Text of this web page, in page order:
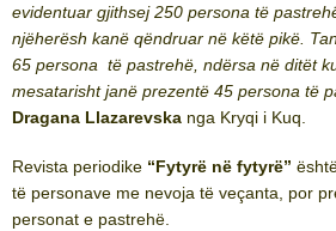
evidentuar gjithsej 250 persona të
njëherësh kanë qëndruar në këtë pikë.
65 persona të pastrehë, ndërsa në ditët
mesatarisht janë prezentë 45 persona të
Dragana Llazarevska nga Kryqi i Kuq.
Revista periodike “Fytyrë në fytyrë”
të personave me nevoja të veçanta, por
personat e pastrehë.